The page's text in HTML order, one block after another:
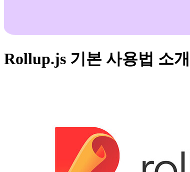
Rollup.js 기본 사용법 소개